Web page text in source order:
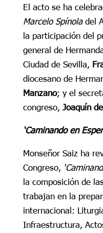
El acto se ha
Marcelo Spínoladel
la participación del
general de
Ciudad de Sevilla,
diocesano de
Manzano; y el
congreso, Joaquín
‘Caminando en
Monseñor Saiz ha
Congreso,
la composición de
trabajan en la
internacional:
Infraestructura,